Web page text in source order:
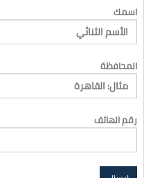
اسمك
المحافظة
رقم الهاتف